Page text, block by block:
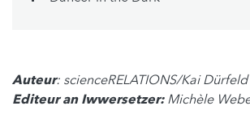
Auteur: scienceRELATIONS/Kai Dürfeld
Editeur an Iwwersetzer:Michèle